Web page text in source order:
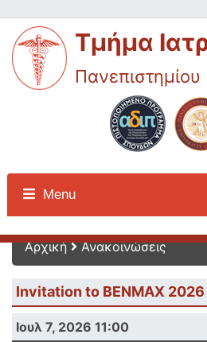
Τμήμα
Menu
Αρχική Ανακοινώσεις
Invitation to BENMAX
Ιουλ 7, 2026 11:00